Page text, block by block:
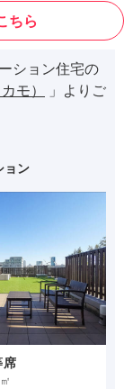
ちら
ション住宅の
モ）
」よりご
ョン
席